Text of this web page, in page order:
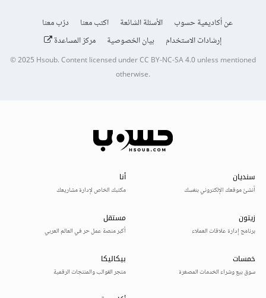
عن أكاديمية حسوب الأسئلة الشائعة اكتب معنا
درّب معنا
إرشادات الاستخدام
بيان الخصوصية مركز المساعدة
© 2025Hsoub.Content licensed underCC BY-NC-SA 4.0unless mentioned
otherwise.